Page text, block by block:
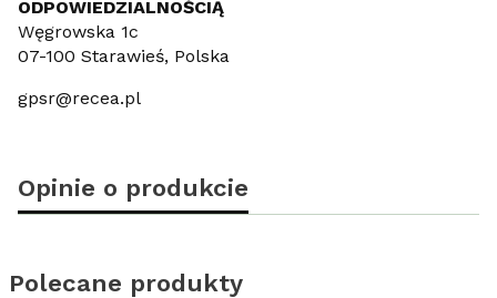
ODPOWIEDZIALNOŚCIĄ
Węgrowska 1c
07-100 Starawieś, Polska
gpsr@recea.pl
Opinie o produkcie
Polecane produkty